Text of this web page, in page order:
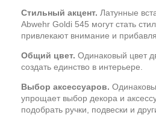
Стильный акцент. Латунные
Abwehr Goldi 545 могут стать
привлекают внимание и
Общий цвет. Одинаковый цвет
создать единство в интерьере.
Выбор аксессуаров.
упрощает выбор декора и
подобрать ручки, подвески и